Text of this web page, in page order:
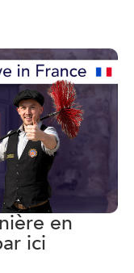
en
ici